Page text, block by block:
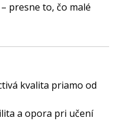
presne to, čo malé
kvalita priamo od
a opora pri učení